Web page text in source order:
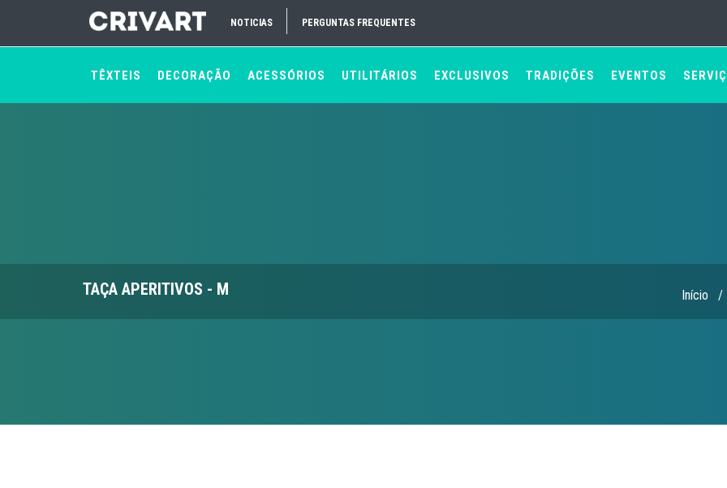
NOTICIAS PERGUNTAS FREQUENTES
TÊXTEIS DECORAÇÃO ACESSÓRIOS UTILITÁRIOS EXCLUSIVOS TRADIÇÕES EVENTOS
TAÇA APERITIVOS - M Início /